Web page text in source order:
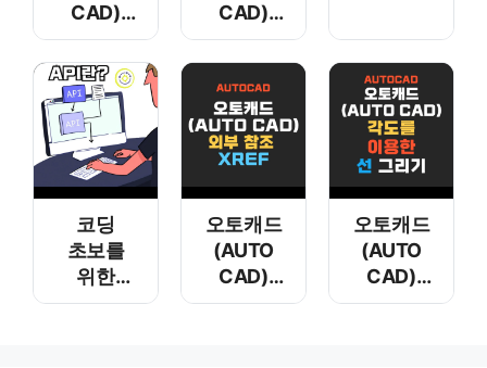
CAD)
파이 Ø
네모로
표시될 때
CAD)
객체 선택
후 다른
객체 선택
시 이전
객체 추가
안됨
텍스트
추출 &
요약
프로그램
만들기
코딩
초보를
위한
API란?
오토캐드
(AUTO
CAD)
외부 참조
오토캐드
(AUTO
CAD)
각도를